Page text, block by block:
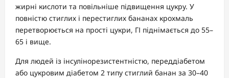
жирні кислоти та повільніше підвищення цукру. У
повністю стиглих і перестиглих бананах крохмаль
перетворюється на прості цукри, ГІ піднімається до 55–
65 і вище.
Для людей із інсулінорезистентністю, переддіабетом
або цукровим діабетом 2 типу стиглий банан за 30–40